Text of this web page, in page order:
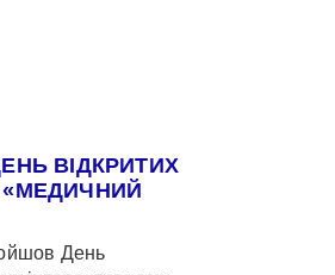
ВІДКРИТИХ
«МЕДИЧНИЙ
День